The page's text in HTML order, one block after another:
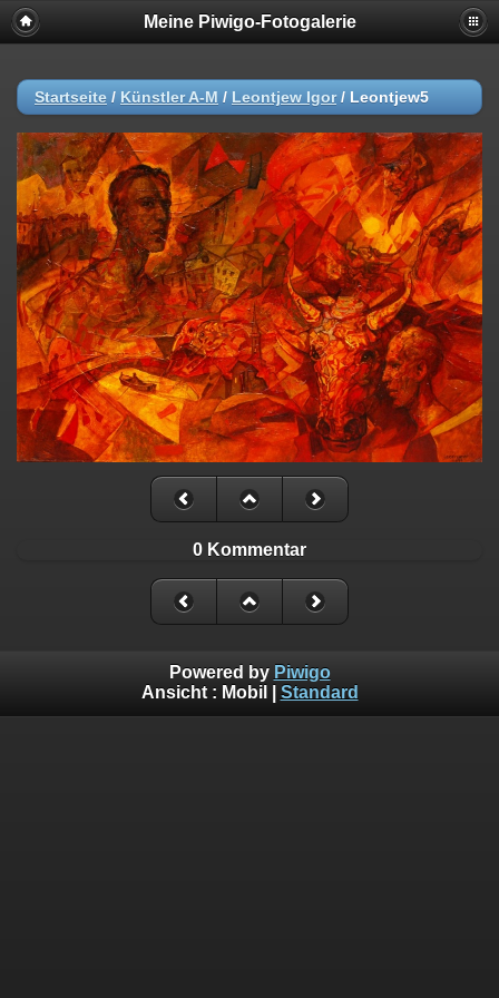
Meine Piwigo-Fotogalerie
Startseite / Künstler A-M / Leontjew Igor/ Leontjew5
0 Kommentar
Powered by Piwigo
Ansicht : Mobil Standard